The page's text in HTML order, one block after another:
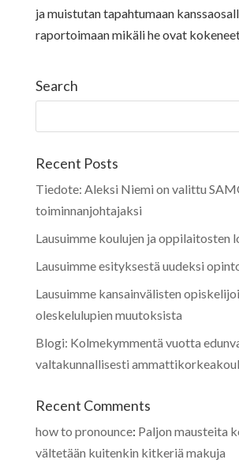
ja muistutan tapahtumaan
raportoimaan mikäli he ovat
Search
Recent Posts
Tiedote: Aleksi Niemi on valittu
toiminnanjohtajaksi
Lausuimme koulujen ja oppilaitosten
Lausuimme esityksestä uudeksi
Lausuimme kansainvälisten
oleskelulupien muutoksista
Blogi: Kolmekymmentä vuotta
valtakunnallisesti
Recent Comments
how to pronounce: Paljon mausteita
vältetään kuitenkin kitkeriä makuja